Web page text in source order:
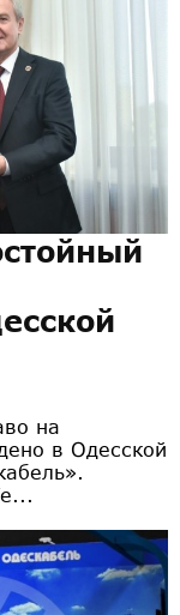
на
в Одесской